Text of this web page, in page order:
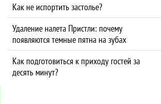
Как не испортить застолье?
Удаление налета Пристли: почему
появляются темные пятна на зубах
Как подготовиться к приходу гостей за
десять минут?